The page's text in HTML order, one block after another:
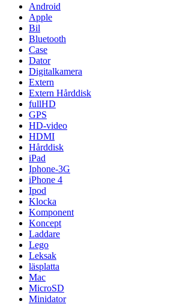
Android
Apple
Bil
Bluetooth
Case
Dator
Digitalkamera
Extern
Extern Hårddisk
fullHD
GPS
HD-video
HDMI
Hårddisk
iPad
Iphone-3G
iPhone 4
Ipod
Klocka
Komponent
Koncept
Laddare
Lego
Leksak
läsplatta
Mac
MicroSD
Minidator